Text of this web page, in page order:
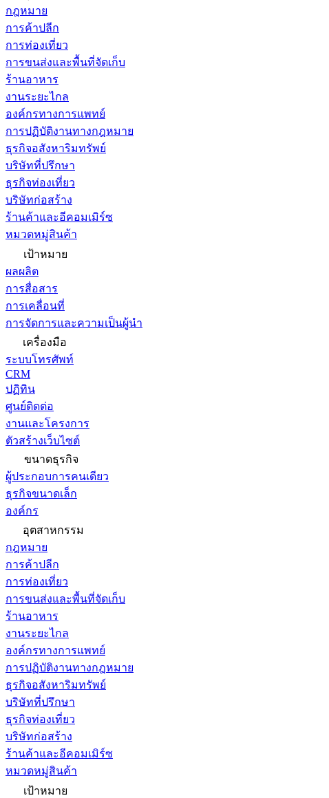
กฎหมาย
การค้าปลีก
การท่องเที่ยว
การขนส่งและพื้นที่จัดเก็บ
ร้านอาหาร
งานระยะไกล
องค์กรทางการแพทย์
การปฏิบัติงานทางกฎหมาย
ธุรกิจอสังหาริมทรัพย์
บริษัทที่ปรึกษา
ธุรกิจท่องเที่ยว
บริษัทก่อสร้าง
ร้านค้าและอีคอมเมิร์ซ
หมวดหมู่สินค้า
เป้าหมาย
ผลผลิต
การสื่อสาร
การเคลื่อนที่
การจัดการและความเป็นผู้นำ
เครื่องมือ
ระบบโทรศัพท์
CRM
ปฏิทิน
ศูนย์ติดต่อ
งานและโครงการ
ตัวสร้างเว็บไซต์
ขนาดธุรกิจ
ผู้ประกอบการคนเดียว
ธุรกิจขนาดเล็ก
องค์กร
อุตสาหกรรม
กฎหมาย
การค้าปลีก
การท่องเที่ยว
การขนส่งและพื้นที่จัดเก็บ
ร้านอาหาร
งานระยะไกล
องค์กรทางการแพทย์
การปฏิบัติงานทางกฎหมาย
ธุรกิจอสังหาริมทรัพย์
บริษัทที่ปรึกษา
ธุรกิจท่องเที่ยว
บริษัทก่อสร้าง
ร้านค้าและอีคอมเมิร์ซ
หมวดหมู่สินค้า
เป้าหมาย